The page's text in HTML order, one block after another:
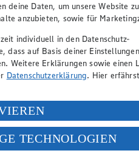
deine Daten, um unsere Website zu
anzubieten, sowie für
individuell in den Datenschutz-
dass auf Basis deiner
Weitere Erklärungen sowie einen
Datenschutzerklärung. Hier
den USA durch Facebook und
Sinne des Art. 49 Abs. 1 Satz 1 lit.
Der EuGH sieht die USA als
Datenschutzniveau an. Es
TECHNOLOGIEN